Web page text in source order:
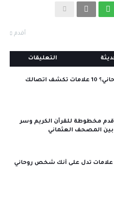
أقدم
التعليقات
كيف أعرف أني روحاني؟ 10 علامات تكشف اتصالك
مخطوطة للقرآن الكريم وسر
وبين المصحف العثماني
: علامات تدل على أنك شخص روحاني